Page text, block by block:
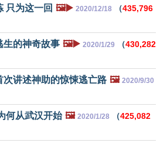
只为这一回 🖼️▶️ 2020/12/18 （435,796
生的神奇故事 🖼️▶️ 2020/1/29 （430,282
讲述神助的惊悚逃亡路 🖼️ 2020/9/30
何从武汉开始 🖼️ 2020/1/28 （425,082